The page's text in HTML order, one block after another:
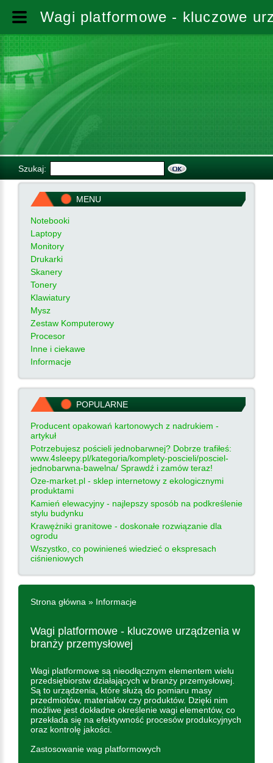
Szukaj:
MENU
Notebooki
Laptopy
Monitory
Drukarki
Skanery
Tonery
Klawiatury
Mysz
Zestaw Komputerowy
Procesor
Inne i ciekawe
Informacje
POPULARNE
Producent opakowań kartonowych z nadrukiem -
artykuł
Potrzebujesz pościeli jednobarwnej? Dobrze trafiłeś:
www.4sleepy.pl/kategoria/komplety-poscieli/posciel-
jednobarwna-bawelna/ Sprawdź i zamów teraz!
Oze-market.pl - sklep internetowy z ekologicznymi
produktami
Kamień elewacyjny - najlepszy sposób na podkreślenie
stylu budynku
Krawężniki granitowe - doskonałe rozwiązanie dla
ogrodu
Wszystko, co powinieneś wiedzieć o ekspresach
ciśnieniowych
Strona główna » Informacje
Wagi platformowe - kluczowe urządzenia w
branży przemysłowej
Wagi platformowe są nieodłącznym elementem wielu
przedsiębiorstw działających w branży przemysłowej.
Są to urządzenia, które służą do pomiaru masy
przedmiotów, materiałów czy produktów. Dzięki nim
możliwe jest dokładne określenie wagi elementów, co
przekłada się na efektywność procesów produkcyjnych
oraz kontrolę jakości.
Zastosowanie wag platformowych
Wagi platformowe - kluczowe